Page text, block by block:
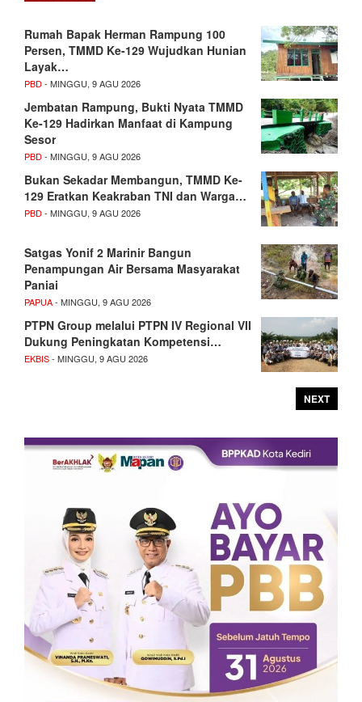
Rumah Bapak Herman Rampung 100
Persen, TMMD Ke-129 Wujudkan Hunian
Layak…
PBD- MINGGU, 9 AGU 2026
Jembatan Rampung, Bukti Nyata TMMD
Ke-129 Hadirkan Manfaat di Kampung
Sesor
PBD- MINGGU, 9 AGU 2026
Bukan Sekadar Membangun, TMMD Ke-
129 Eratkan Keakraban TNI dan Warga…
PBD- MINGGU, 9 AGU 2026
Satgas Yonif 2 Marinir Bangun
Penampungan Air Bersama Masyarakat
Paniai
PAPUA- MINGGU, 9 AGU 2026
PTPN Group melalui PTPN IV Regional VII
Dukung Peningkatan Kompetensi…
EKBIS- MINGGU, 9 AGU 2026
NEXT